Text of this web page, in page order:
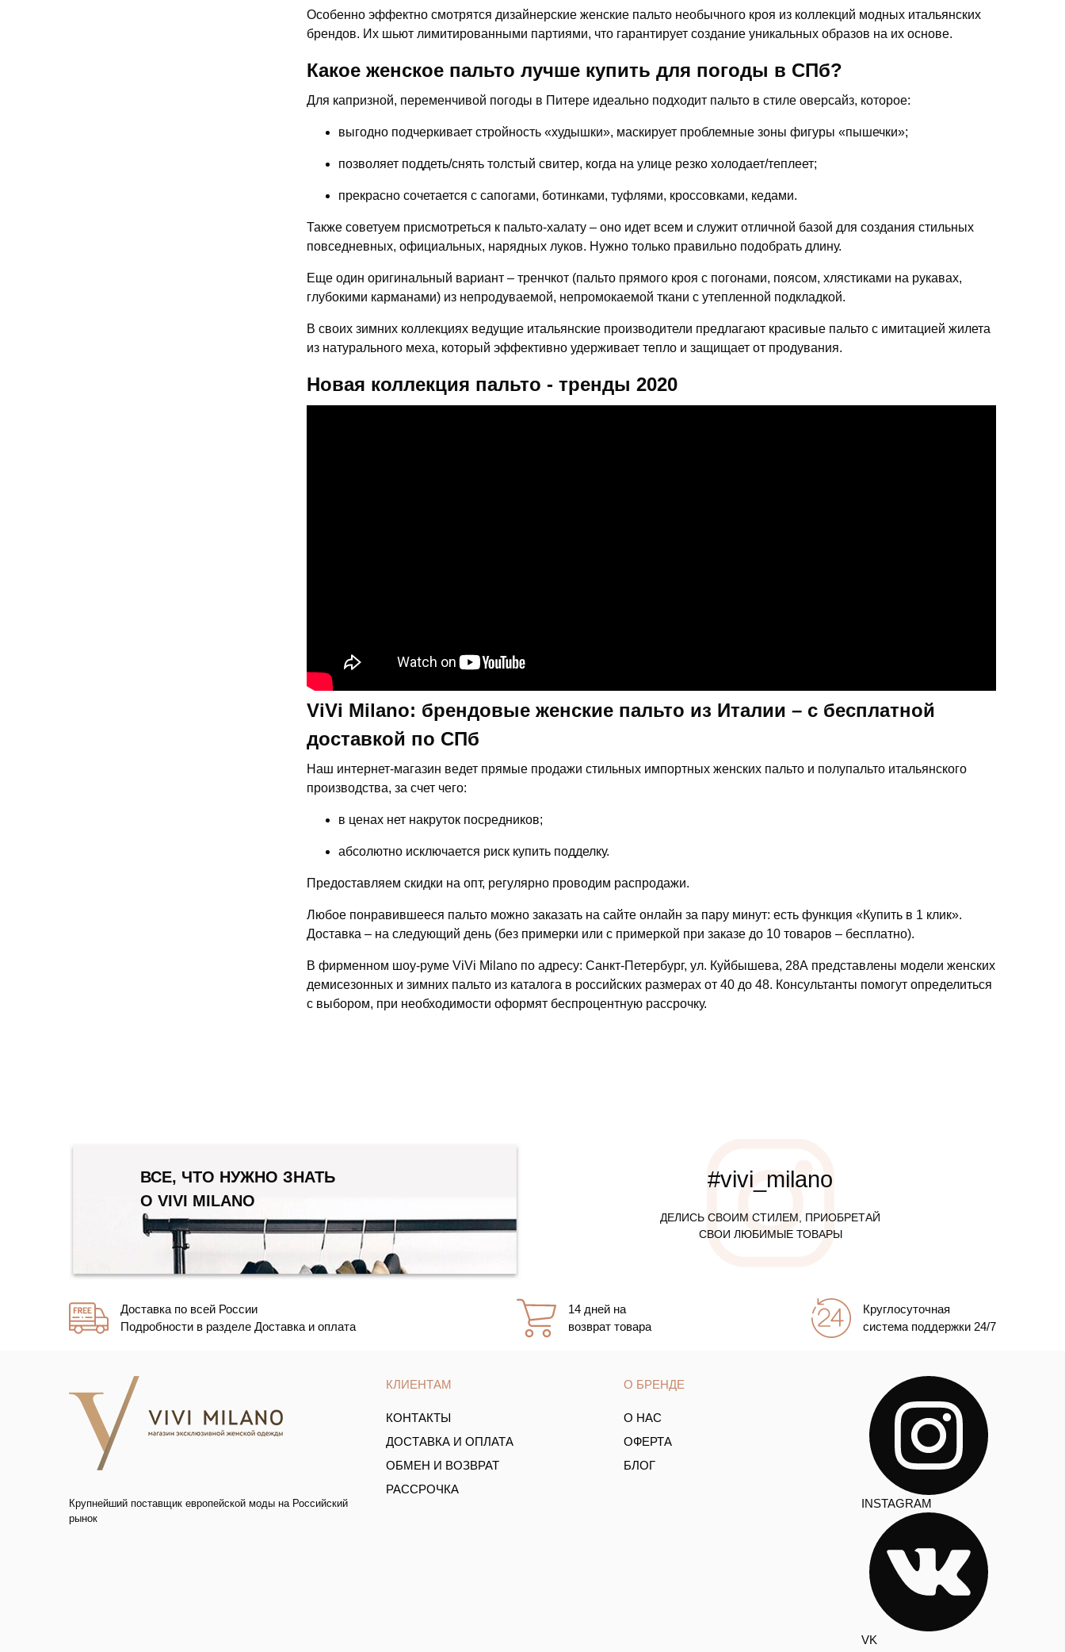
Особенно эффектно смотрятся дизайнерские женские пальто необычного кроя из коллекций модных итальянских
брендов. Их шьют лимитированными партиями, что гарантирует создание уникальных образов на их основе.
Какое женское пальто лучше купить для погоды в СПб?
Для капризной, переменчивой погоды в Питере идеально подходит пальто в стиле оверсайз, которое:
выгодно подчеркивает стройность «худышки», маскирует проблемные зоны фигуры «пышечки»;
позволяет поддеть/снять толстый свитер, когда на улице резко холодает/теплеет;
прекрасно сочетается с сапогами, ботинками, туфлями, кроссовками, кедами.
Также советуем присмотреться к пальто-халату – оно идет всем и служит отличной базой для создания стильных
повседневных, официальных, нарядных луков. Нужно только правильно подобрать длину.
Еще один оригинальный вариант – тренчкот (пальто прямого кроя с погонами, поясом, хлястиками на рукавах,
глубокими карманами) из непродуваемой, непромокаемой ткани с утепленной подкладкой.
В своих зимних коллекциях ведущие итальянские производители предлагают красивые пальто с имитацией жилета
из натурального меха, который эффективно удерживает тепло и защищает от продувания.
Новая коллекция пальто - тренды 2020
ViVi Milano: брендовые женские пальто из Италии – с бесплатной
доставкой по СПб
Наш интернет-магазин ведет прямые продажи стильных импортных женских пальто и полупальто итальянского
производства, за счет чего:
в ценах нет накруток посредников;
абсолютно исключается риск купить подделку.
Предоставляем скидки на опт, регулярно проводим распродажи.
Любое понравившееся пальто можно заказать на сайте онлайн за пару минут: есть функция «Купить в 1 клик».
Доставка – на следующий день (без примерки или с примеркой при заказе до 10 товаров – бесплатно).
В фирменном шоу-руме ViVi Milano по адресу: Санкт-Петербург, ул. Куйбышева, 28А представлены модели женских
демисезонных и зимних пальто из каталога в российских размерах от 40 до 48. Консультанты помогут определиться
с выбором, при необходимости оформят беспроцентную рассрочку.
ВСЕ, ЧТО НУЖНО ЗНАТЬ
О VIVI MILANO
#vivi_milano
ДЕЛИСЬ СВОИМ СТИЛЕМ, ПРИОБРЕТАЙ
СВОИ ЛЮБИМЫЕ ТОВАРЫ
Доставка по всей России
Подробности в разделе Доставка и оплата
14 дней на
возврат товара
Круглосуточная
система поддержки 24/7
Крупнейший поставщик европейской моды на Российский
рынок
КЛИЕНТАМ
КОНТАКТЫ
ДОСТАВКА И ОПЛАТА
ОБМЕН И ВОЗВРАТ
РАССРОЧКА
О БРЕНДЕ
О НАС
ОФЕРТА
БЛОГ
INSTAGRAM
VK